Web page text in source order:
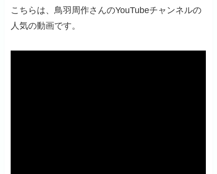
こちらは、鳥羽周作さんのYouTubeチャンネルの
人気の動画です。